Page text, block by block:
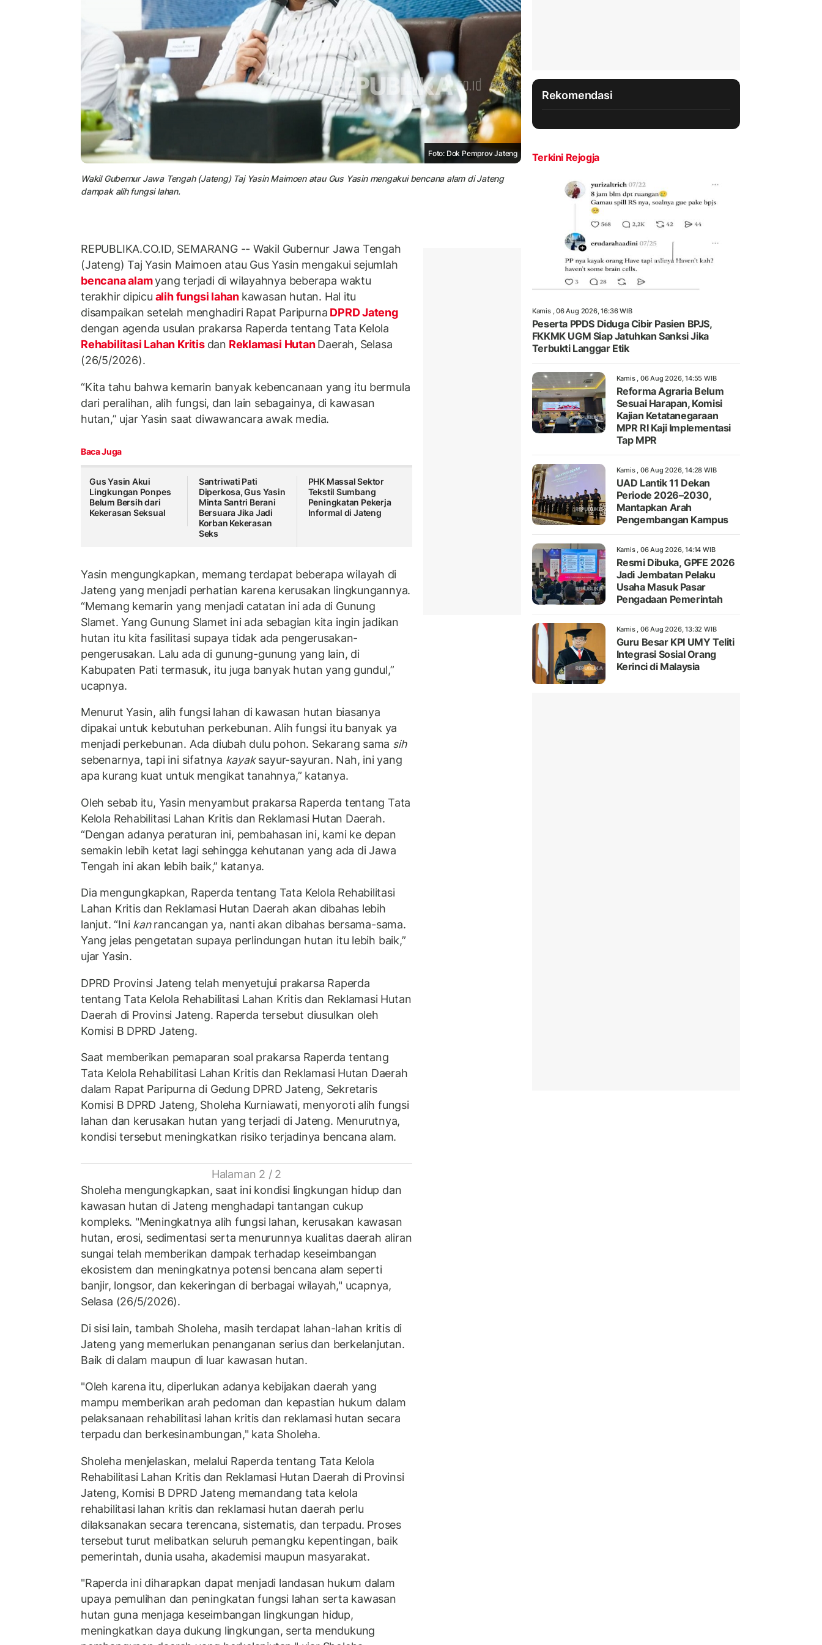
Foto: Dok Pemprov Jateng
Wakil Gubernur Jawa Tengah (Jateng) Taj Yasin Maimoen atau Gus Yasin mengakui bencana alam di Jateng
dampak alih fungsi lahan.
REPUBLIKA.CO.ID, SEMARANG -- Wakil Gubernur Jawa Tengah
(Jateng) Taj Yasin Maimoen atau Gus Yasin mengakui sejumlah
bencana alamyang terjadi di wilayahnya beberapa waktu
terakhir dipicu alih fungsi lahan kawasan hutan. Hal itu
disampaikan setelah menghadiri Rapat Paripurna DPRD Jateng
dengan agenda usulan prakarsa Raperda tentang Tata Kelola
Rehabilitasi Lahan Kritis dan Reklamasi HutanDaerah, Selasa
(26/5/2026).
“Kita tahu bahwa kemarin banyak kebencanaan yang itu bermula
dari peralihan, alih fungsi, dan lain sebagainya, di kawasan
hutan,” ujar Yasin saat diwawancara awak media.
Baca Juga
Gus Yasin Akui
Lingkungan Ponpes
Belum Bersih dari
Kekerasan Seksual
Santriwati Pati
Diperkosa, Gus Yasin
Minta Santri Berani
Bersuara Jika Jadi
Korban Kekerasan
Seks
PHK Massal Sektor
Tekstil Sumbang
Peningkatan Pekerja
Informal di Jateng
Yasin mengungkapkan, memang terdapat beberapa wilayah di
Jateng yang menjadi perhatian karena kerusakan lingkungannya.
“Memang kemarin yang menjadi catatan ini ada di Gunung
Slamet. Yang Gunung Slamet ini ada sebagian kita ingin jadikan
hutan itu kita fasilitasi supaya tidak ada pengerusakan-
pengerusakan. Lalu ada di gunung-gunung yang lain, di
Kabupaten Pati termasuk, itu juga banyak hutan yang gundul,”
ucapnya.
Menurut Yasin, alih fungsi lahan di kawasan hutan biasanya
dipakai untuk kebutuhan perkebunan. Alih fungsi itu banyak ya
menjadi perkebunan. Ada diubah dulu pohon. Sekarang sama sih
sebenarnya, tapi ini sifatnya kayaksayur-sayuran. Nah, ini yang
apa kurang kuat untuk mengikat tanahnya,” katanya.
Oleh sebab itu, Yasin menyambut prakarsa Raperda tentang Tata
Kelola Rehabilitasi Lahan Kritis dan Reklamasi Hutan Daerah.
“Dengan adanya peraturan ini, pembahasan ini, kami ke depan
semakin lebih ketat lagi sehingga kehutanan yang ada di Jawa
Tengah ini akan lebih baik,” katanya.
Dia mengungkapkan, Raperda tentang Tata Kelola Rehabilitasi
Lahan Kritis dan Reklamasi Hutan Daerah akan dibahas lebih
lanjut. “Ini kanrancangan ya, nanti akan dibahas bersama-sama.
Yang jelas pengetatan supaya perlindungan hutan itu lebih baik,”
ujar Yasin.
DPRD Provinsi Jateng telah menyetujui prakarsa Raperda
tentang Tata Kelola Rehabilitasi Lahan Kritis dan Reklamasi Hutan
Daerah di Provinsi Jateng. Raperda tersebut diusulkan oleh
Komisi B DPRD Jateng.
Saat memberikan pemaparan soal prakarsa Raperda tentang
Tata Kelola Rehabilitasi Lahan Kritis dan Reklamasi Hutan Daerah
dalam Rapat Paripurna di Gedung DPRD Jateng, Sekretaris
Komisi B DPRD Jateng, Sholeha Kurniawati, menyoroti alih fungsi
lahan dan kerusakan hutan yang terjadi di Jateng. Menurutnya,
kondisi tersebut meningkatkan risiko terjadinya bencana alam.
Halaman 2 / 2
Sholeha mengungkapkan, saat ini kondisi lingkungan hidup dan
kawasan hutan di Jateng menghadapi tantangan cukup
kompleks. "Meningkatnya alih fungsi lahan, kerusakan kawasan
hutan, erosi, sedimentasi serta menurunnya kualitas daerah aliran
sungai telah memberikan dampak terhadap keseimbangan
ekosistem dan meningkatnya potensi bencana alam seperti
banjir, longsor, dan kekeringan di berbagai wilayah," ucapnya,
Selasa (26/5/2026).
Di sisi lain, tambah Sholeha, masih terdapat lahan-lahan kritis di
Jateng yang memerlukan penanganan serius dan berkelanjutan.
Baik di dalam maupun di luar kawasan hutan.
"Oleh karena itu, diperlukan adanya kebijakan daerah yang
mampu memberikan arah pedoman dan kepastian hukum dalam
pelaksanaan rehabilitasi lahan kritis dan reklamasi hutan secara
terpadu dan berkesinambungan," kata Sholeha.
Sholeha menjelaskan, melalui Raperda tentang Tata Kelola
Rehabilitasi Lahan Kritis dan Reklamasi Hutan Daerah di Provinsi
Jateng, Komisi B DPRD Jateng memandang tata kelola
rehabilitasi lahan kritis dan reklamasi hutan daerah perlu
dilaksanakan secara terencana, sistematis, dan terpadu. Proses
tersebut turut melibatkan seluruh pemangku kepentingan, baik
pemerintah, dunia usaha, akademisi maupun masyarakat.
"Raperda ini diharapkan dapat menjadi landasan hukum dalam
upaya pemulihan dan peningkatan fungsi lahan serta kawasan
hutan guna menjaga keseimbangan lingkungan hidup,
meningkatkan daya dukung lingkungan, serta mendukung
Rekomendasi
Terkini Rejogja
Kamis , 06 Aug 2026, 16:36 WIB
Peserta PPDS Diduga Cibir Pasien BPJS,
FKKMK UGM Siap Jatuhkan Sanksi Jika
Terbukti Langgar Etik
Kamis , 06 Aug 2026, 14:55 WIB
Reforma Agraria Belum
Sesuai Harapan, Komisi
Kajian Ketatanegaraan
MPR RI Kaji Implementasi
Tap MPR
Kamis , 06 Aug 2026, 14:28 WIB
UAD Lantik 11 Dekan
Periode 2026–2030,
Mantapkan Arah
Pengembangan Kampus
Kamis , 06 Aug 2026, 14:14 WIB
Resmi Dibuka, GPFE 2026
Jadi Jembatan Pelaku
Usaha Masuk Pasar
Pengadaan Pemerintah
Kamis , 06 Aug 2026, 13:32 WIB
Guru Besar KPI UMY Teliti
Integrasi Sosial Orang
Kerinci di Malaysia